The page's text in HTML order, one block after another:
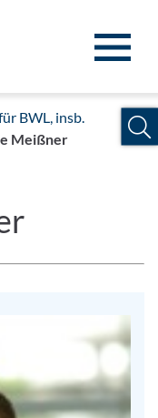
BWL, insb.
Meißner